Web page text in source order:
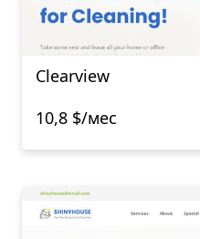
Clearview
10,8 $/мес